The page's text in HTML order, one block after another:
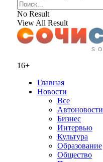
No Result
View All Result
16+
Главная
Новости
Все
Автоновости
Бизнес
Интервью
Культура
Образование
Общество